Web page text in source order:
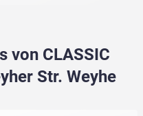
von CLASSIC
Str. Weyhe